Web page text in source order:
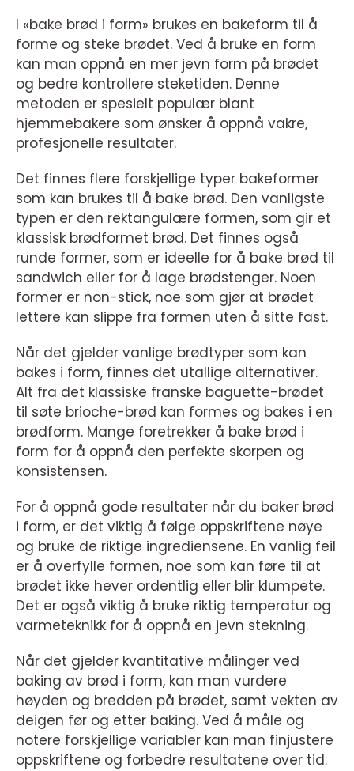
I «bake brød i form» brukes en bakeform til å
forme og steke brødet. Ved å bruke en form
kan man oppnå en mer jevn form på brødet
og bedre kontrollere steketiden. Denne
metoden er spesielt populær blant
hjemmebakere som ønsker å oppnå vakre,
profesjonelle resultater.
Det finnes flere forskjellige typer bakeformer
som kan brukes til å bake brød. Den vanligste
typen er den rektangulære formen, som gir et
klassisk brødformet brød. Det finnes også
runde former, som er ideelle for å bake brød til
sandwich eller for å lage brødstenger. Noen
former er non-stick, noe som gjør at brødet
lettere kan slippe fra formen uten å sitte fast.
Når det gjelder vanlige brødtyper som kan
bakes i form, finnes det utallige alternativer.
Alt fra det klassiske franske baguette-brødet
til søte brioche-brød kan formes og bakes i en
brødform. Mange foretrekker å bake brød i
form for å oppnå den perfekte skorpen og
konsistensen.
For å oppnå gode resultater når du baker brød
i form, er det viktig å følge oppskriftene nøye
og bruke de riktige ingrediensene. En vanlig feil
er å overfylle formen, noe som kan føre til at
brødet ikke hever ordentlig eller blir klumpete.
Det er også viktig å bruke riktig temperatur og
varmeteknikk for å oppnå en jevn stekning.
Når det gjelder kvantitative målinger ved
baking av brød i form, kan man vurdere
høyden og bredden på brødet, samt vekten av
deigen før og etter baking. Ved å måle og
notere forskjellige variabler kan man finjustere
oppskriftene og forbedre resultatene over tid.